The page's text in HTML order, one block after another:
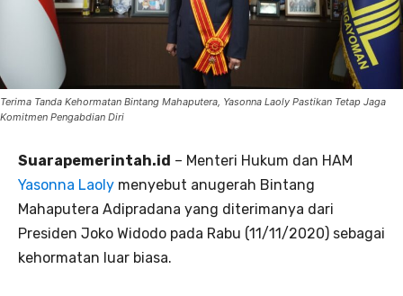
Terima Tanda Kehormatan Bintang Mahaputera, Yasonna Laoly Pastikan Tetap Jaga
Komitmen Pengabdian Diri
Suarapemerintah.id – Menteri Hukum dan HAM
Yasonna Laoly menyebut anugerah Bintang
Mahaputera Adipradana yang diterimanya dari
Presiden Joko Widodo pada Rabu (11/11/2020) sebagai
kehormatan luar biasa.